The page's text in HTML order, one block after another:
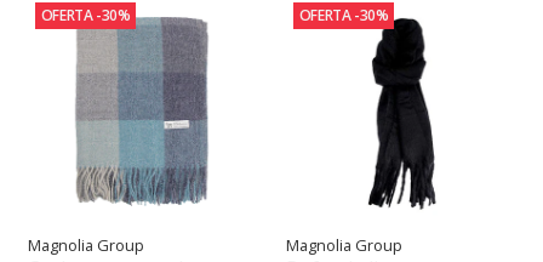
OFERTA -30%
Magnolia Group
OFERTA -30%
Magnolia Group